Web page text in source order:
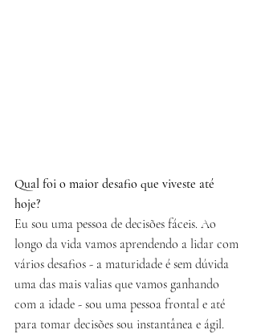
Qual foi o maior desafio que viveste até
hoje?
Eu sou uma pessoa de decisões fáceis. Ao
longo da vida vamos aprendendo a lidar com
vários desafios - a maturidade é sem dúvida
uma das mais valias que vamos ganhando
com a idade - sou uma pessoa frontal e até
para tomar decisões sou instantânea e ágil.